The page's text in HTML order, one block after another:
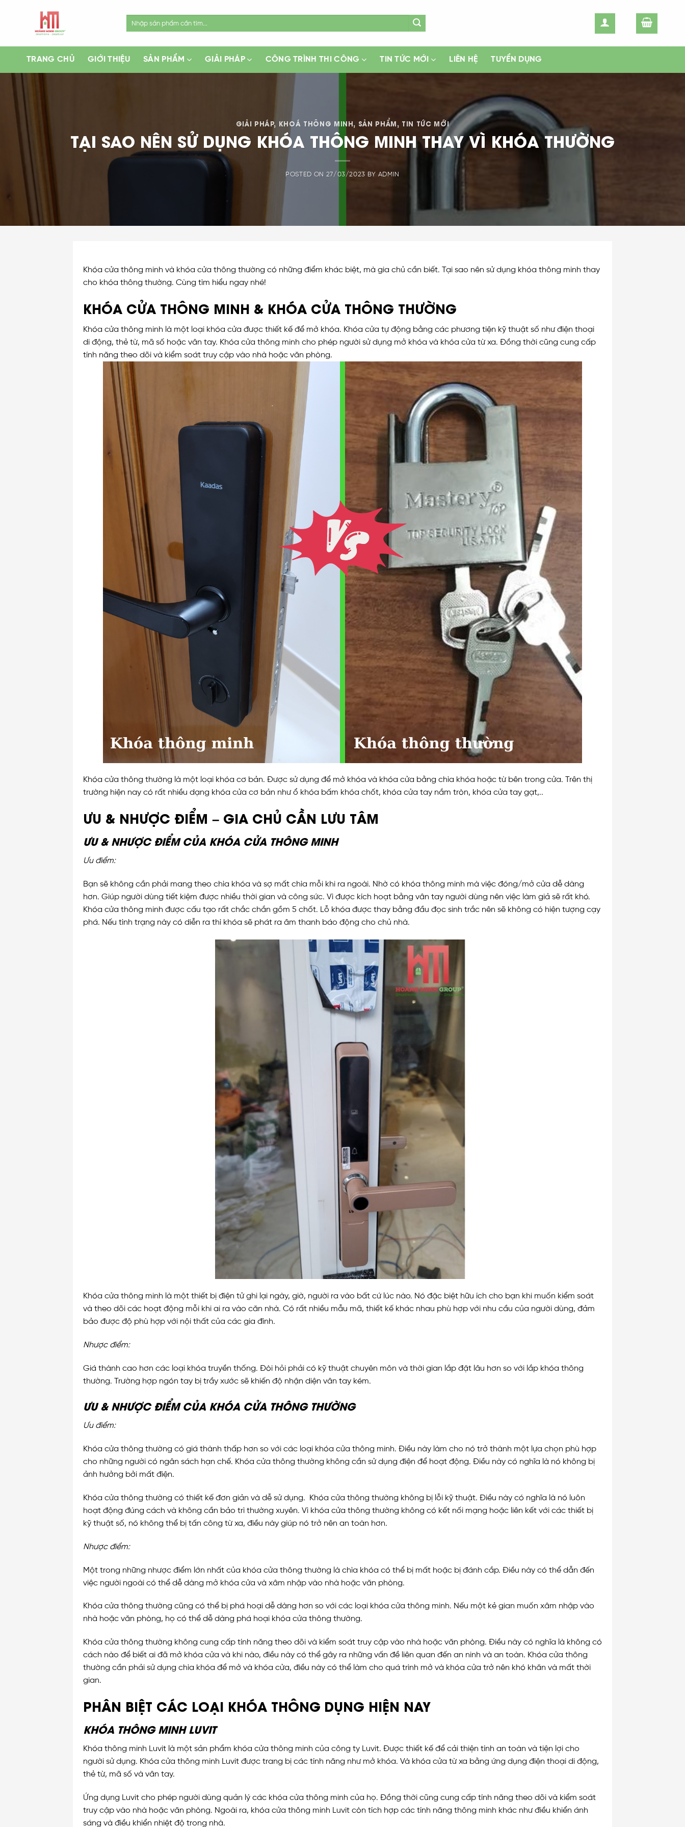
TRANG CHỦ GIỚI THIỆU SẢN PHẨM GIẢI PHÁP CÔNG TRÌNH THI CÔNG TIN TỨC MỚI LIÊN HỆ TUYỂN DỤNG
GIẢI PHÁP, KHOÁ THÔNG MINH, SẢN PHẨM, TIN TỨC MỚI
TẠI SAO NÊN SỬ DỤNG KHÓA THÔNG MINH THAY VÌ KHÓA THƯỜNG
POSTED ON 27/03/2023 BY ADMIN
Khóa cửa thông minh và khóa cửa thông thường có những điểm khác biệt, mà gia chủ cần biết. Tại sao nên sử dụng khóa thông minh thay
cho khóa thông thường. Cùng tìm hiểu ngay nhé!
KHÓA CỬA THÔNG MINH & KHÓA CỬA THÔNG THƯỜNG
Khóa cửa thông minh là một loại khóa cửa được thiết kế để mở khóa. Khóa cửa tự động bằng các phương tiện kỹ thuật số như điện thoại
di động, thẻ từ, mã số hoặc vân tay. Khóa cửa thông minh cho phép người sử dụng mở khóa và khóa cửa từ xa. Đồng thời cũng cung cấp
tính năng theo dõi và kiểm soát truy cập vào nhà hoặc văn phòng.
Khóa cửa thông thường là một loại khóa cơ bản. Được sử dụng để mở khóa và khóa cửa bằng chìa khóa hoặc từ bên trong cửa. Trên thị
trường hiện nay có rất nhiều dạng khóa cửa cơ bản như ổ khóa bấm khóa chốt, khóa cửa tay nắm tròn, khóa cửa tay gạt,..
ƯU & NHƯỢC ĐIỂM – GIA CHỦ CẦN LƯU TÂM
ƯU & NHƯỢC ĐIỂM CỦA KHÓA CỬA THÔNG MINH
Ưu điểm:
Bạn sẽ không cần phải mang theo chìa khóa và sợ mất chìa mỗi khi ra ngoài. Nhờ có khóa thông minh mà việc đóng/mở cửa dễ dàng
hơn. Giúp người dùng tiết kiệm được nhiều thời gian và công sức. Vì được kích hoạt bằng vân tay người dùng nên việc làm giả sẽ rất khó.
Khóa cửa thông minh được cấu tạo rất chắc chắn gồm 5 chốt. Lỗ khóa được thay bằng đầu đọc sinh trắc nên sẽ không có hiện tượng cạy
phá. Nếu tình trạng này có diễn ra thì khóa sẽ phát ra âm thanh báo động cho chủ nhà.
Khóa cửa thông minh là một thiết bị điện tử ghi lại ngày, giờ, người ra vào bất cứ lúc nào. Nó đặc biệt hữu ích cho bạn khi muốn kiểm soát
và theo dõi các hoạt động mỗi khi ai ra vào căn nhà. Có rất nhiều mẫu mã, thiết kế khác nhau phù hợp với nhu cầu của người dùng, đảm
bảo được độ phù hợp với nội thất của các gia đình.
Nhược điểm:
Giá thành cao hơn các loại khóa truyền thống. Đòi hỏi phải có kỹ thuật chuyên môn và thời gian lắp đặt lâu hơn so với lắp khóa thông
thường. Trường hợp ngón tay bị trầy xước sẽ khiến độ nhận diện vân tay kém.
ƯU & NHƯỢC ĐIỂM CỦA KHÓA CỬA THÔNG THƯỜNG
Ưu điểm:
Khóa cửa thông thường có giá thành thấp hơn so với các loại khóa cửa thông minh. Điều này làm cho nó trở thành một lựa chọn phù hợp
cho những người có ngân sách hạn chế. Khóa cửa thông thường không cần sử dụng điện để hoạt động. Điều này có nghĩa là nó không bị
ảnh hưởng bởi mất điện.
Khóa cửa thông thường có thiết kế đơn giản và dễ sử dụng.
Khóa cửa thông thường không bị lỗi kỹ thuật. Điều này có nghĩa là nó luôn
hoạt động đúng cách và không cần bảo trì thường xuyên. Vì khóa cửa thông thường không có kết nối mạng hoặc liên kết với các thiết bị
kỹ thuật số, nó không thể bị tấn công từ xa, điều này giúp nó trở nên an toàn hơn.
Nhược điểm:
Một trong những nhược điểm lớn nhất của khóa cửa thông thường là chìa khóa có thể bị mất hoặc bị đánh cắp. Điều này có thể dẫn đến
việc người ngoài có thể dễ dàng mở khóa cửa và xâm nhập vào nhà hoặc văn phòng.
Khóa cửa thông thường cũng có thể bị phá hoại dễ dàng hơn so với các loại khóa cửa thông minh. Nếu một kẻ gian muốn xâm nhập vào
nhà hoặc văn phòng, họ có thể dễ dàng phá hoại khóa cửa thông thường.
Khóa cửa thông thường không cung cấp tính năng theo dõi và kiểm soát truy cập vào nhà hoặc văn phòng. Điều này có nghĩa là không có
cách nào để biết ai đã mở khóa cửa và khi nào, điều này có thể gây ra những vấn đề liên quan đến an ninh và an toàn. Khóa cửa thông
thường cần phải sử dụng chìa khóa để mở và khóa cửa, điều này có thể làm cho quá trình mở và khóa cửa trở nên khó khăn và mất thời
gian.
PHÂN BIỆT CÁC LOẠI KHÓA THÔNG DỤNG HIỆN NAY
KHÓA THÔNG MINH LUVIT
Khóa thông minh Luvit là một sản phẩm khóa cửa thông minh của công ty Luvit. Được thiết kế để cải thiện tính an toàn và tiện lợi cho
người sử dụng. Khóa cửa thông minh Luvit được trang bị các tính năng như mở khóa. Và khóa cửa từ xa bằng ứng dụng điện thoại di động,
thẻ từ, mã số và vân tay.
Ứng dụng Luvit cho phép người dùng quản lý các khóa cửa thông minh của họ. Đồng thời cũng cung cấp tính năng theo dõi và kiểm soát
truy cập vào nhà hoặc văn phòng. Ngoài ra, khóa cửa thông minh Luvit còn tích hợp các tính năng thông minh khác như điều khiển ánh
sáng và điều khiển nhiệt độ trong nhà.